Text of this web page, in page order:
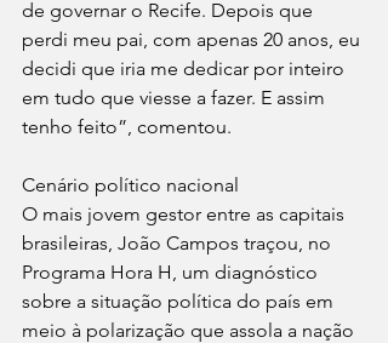
de governar o Recife. Depois que
perdi meu pai, com apenas 20 anos, eu
decidi que iria me dedicar por inteiro
em tudo que viesse a fazer. E assim
tenho feito”, comentou.
Cenário político nacional
O mais jovem gestor entre as capitais
brasileiras, João Campos traçou, no
Programa Hora H, um diagnóstico
sobre a situação política do país em
meio à polarização que assola a nação